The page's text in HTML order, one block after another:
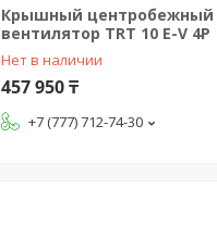
Крышный центробежный
вентилятор TRT 10 E-V 4P
Нет в наличии
457 950 ₸
+7 (777) 712-74-30